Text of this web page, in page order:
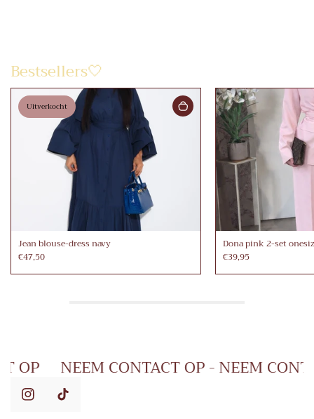
Bestsellers🤍
Uitverkocht
Jean blouse-dress navy
€47,50
Dona pink 2-set
€39,95
OP NEEM CONTACT OP -